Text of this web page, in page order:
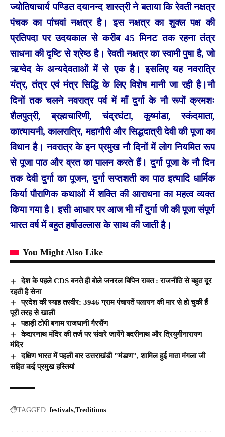
ज्योतिषाचार्य पण्डित दयानन्द शास्त्री ने बताया कि रेवती नक्षत्र
पंचक का पांचवां नक्षत्र है। इस नक्षत्र का शुक्ल पक्ष की
प्रतिपदा पर उदयकाल से करीब 45 मिनट तक रहना तंत्र
साधना की दृष्टि से श्रेष्ठ है। रेवती नक्षत्र का स्वामी पुषा है, जो
ऋग्वेद के अन्यदेवताओं में से एक है। इसलिए यह नवरात्रि
यंत्र, तंत्र एवं मंत्र सिद्धि के लिए विशेष मानी जा रही है।नौ
दिनों तक चलने नवरात्र पर्व में माँ दुर्गा के नौ रूपों क्रमशः
शैलपुत्री, ब्रह्मचारिणी, चंद्रघंटा, कूष्मांडा, स्कंदमाता,
कात्यायनी, कालरात्रि, महागौरी और सिद्धदात्री देवी की पूजा का
विधान है। नवरात्र के इन प्रमुख नौ दिनों में लोग नियमित रूप
से पूजा पाठ और व्रत का पालन करते हैं। दुर्गा पूजा के नौ दिन
तक देवी दुर्गा का पूजन, दुर्गा सप्तशती का पाठ इत्यादि धार्मिक
किर्या पौराणिक कथाओं में शक्ति की आराधना का महत्व व्यक्त
किया गया है। इसी आधार पर आज भी माँ दुर्गा जी की पूजा संपूर्ण
भारत वर्ष में बहुत हर्षोउल्लास के साथ की जाती है।
You Might Also Like
देश के पहले CDS बनते ही बोले जनरल बिपिन रावत : राजनीति से बहुत दूर
रहती है सेना
प्रदेश की स्याह तस्वीर: 3946 ग्राम पंचायतें पलायन की मार से हो चुकी हैं
पूरी तरह से खाली
पहाड़ी टोपी बनाम राजधानी गैरसैंण
केदारनाथ मंदिर की तर्ज पर संवारे जायेंगे बदरीनाथ और त्रियुगीनारायण
मंदिर
दक्षिण भारत में पहली बार उत्तराखंडी ”मंडाण”, शामिल हुई माता मंगला जी
सहित कई प्रमुख हस्तियां
TAGGED: festivals Treditions